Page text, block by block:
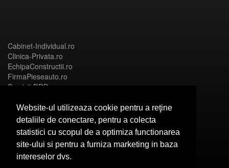
Website-ul utilizeaza cookie pentru a reţine
detaliile de conectare, pentru a colecta
statistici cu scopul de a optimiza functionarea
site-ului si pentru a furniza marketing in baza
intereselor dvs.
Cabinet-Individual.ro
Clinica-Privata.ro
EchipaConstructii.ro
FirmaPieseauto.ro
Servicii-DDD.com
Birouri-Cadastru.ro
CramaVinuri.ro
FirmaTractariAuto.ro